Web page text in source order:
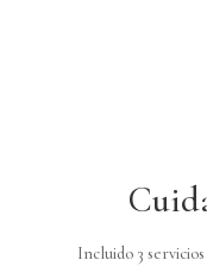
Incluido 3